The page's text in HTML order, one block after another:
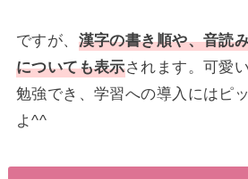
ですが、 漢字の書き順や、音読
についても表示されます。可愛
勉強でき、学習への導入にはピ
よ^^